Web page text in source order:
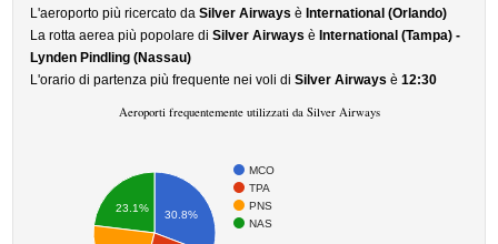
L'aeroporto più ricercato daSilver Airways è International (Orlando)
La rotta aerea più popolare diSilver Airways è International (Tampa) -
Lynden Pindling (Nassau)
L'orario di partenza più frequente nei voli diSilver Airways è12:30
Aeroporti frequentemente utilizzati da Silver Airways
MCO
TPA
PNS
NAS
30.8%
23.1%